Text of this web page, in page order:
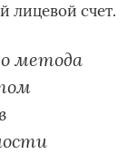
лицевой счет.
метода